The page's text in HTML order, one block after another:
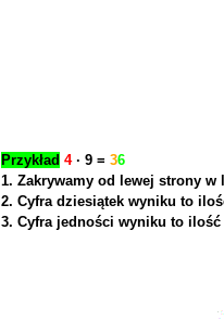
Przykład 4∙ 9 = 36
1. Zakrywamy od lewej strony w
2. Cyfra dziesiątek wyniku to
3. Cyfra jedności wyniku to